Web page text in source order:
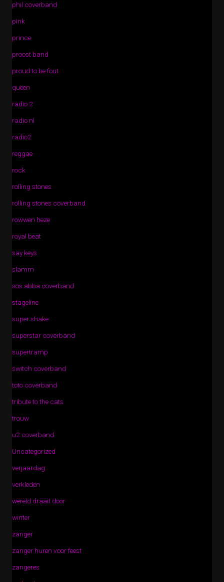
phil coverband
pink
prince
proost band
proud to be fout
queen
radio 2
radio nl
radio2
reggae
rock
rolling stones
rolling stones coverband
rowwen heze
royal beat
say keys
slamm
sos abba coverband
stageline
super shake
superstar coverband
supertramp
switch coverband
toto coverband
tribute to the cats
trouw
u2 coverband
Uncategorized
verjaardag
verkleden
wereld draait door
winter
zanger
zanger huren voor feest
zangeres